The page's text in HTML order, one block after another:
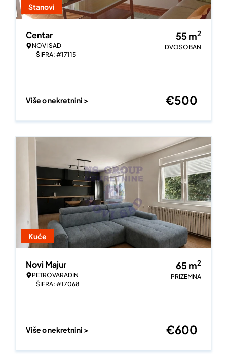
Stanovi
Centar
NOVI SAD
ŠIFRA: #17115
55m2
DVOSOBAN
Više o nekretnini > €500
Kuće
Novi Majur
PETROVARADIN
ŠIFRA: #17068
65m2
PRIZEMNA
Više o nekretnini > €600